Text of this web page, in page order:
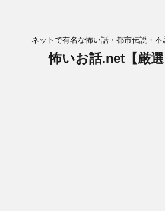
ネットで有名な怖い話・都市伝説・
怖いお話.net【厳選